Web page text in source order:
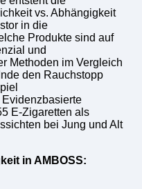
vs. Abhängigkeit
in die
Produkte sind auf
und
Methoden im Vergleich
den Rauchstopp
E-Zigaretten als
bei Jung und Alt
in AMBOSS: